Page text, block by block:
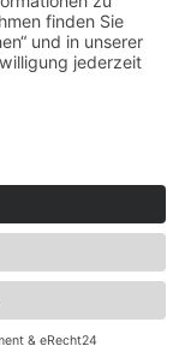
Einstellungen